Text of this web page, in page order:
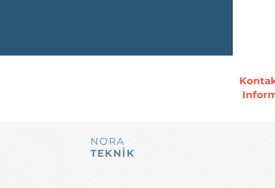
NORA
TEKNİK